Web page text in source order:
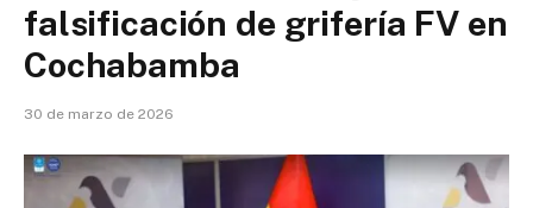
falsificación de grifería FV en
Cochabamba
30 de marzo de 2026